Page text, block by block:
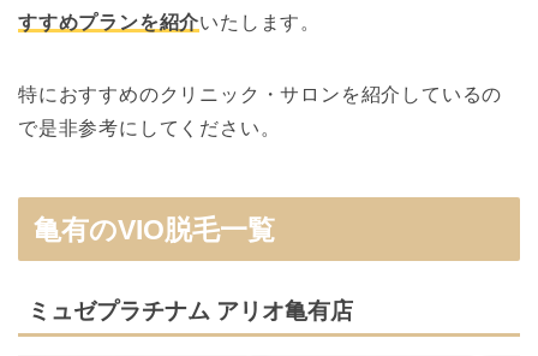
すすめプランを紹介いたします。
特におすすめのクリニック・サロンを紹介しているの
で是非参考にしてください。
亀有のVIO脱毛一覧
ミュゼプラチナム アリオ亀有店